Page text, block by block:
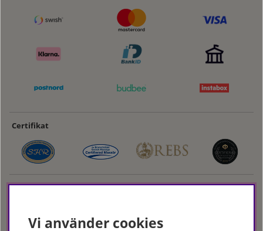
Certifikat
Vi använder cookies